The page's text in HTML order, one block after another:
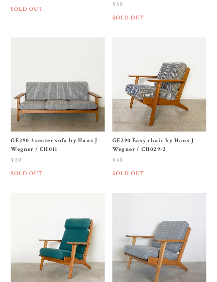
SOLD OUT
¥50
SOLD OUT
GE290 3 seater sofa by Hans J
Wegner / CH011
¥50
SOLD OUT
GE290 Easy chair by Hans J
Wegner / CH029-2
¥50
SOLD OUT